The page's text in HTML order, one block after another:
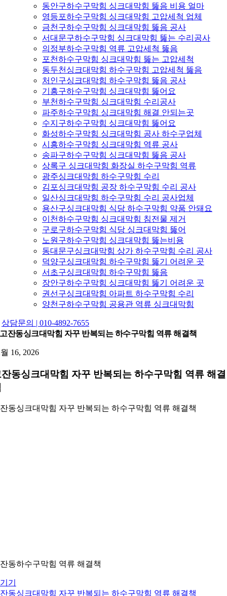
동안구하수구막힘 싱크대막힘 뚫음 비용 얼마
영등포하수구막힘 싱크대막힘 고압세척 업체
금천구하수구막힘 싱크대막힘 뚫음 공사
서대문구하수구막힘 싱크대막힘 뚫는 수리공사
의정부하수구막힘 역류 고압세척 뚫음
포천하수구막힘 싱크대막힘 뚫는 고압세척
동두천싱크대막힘 하수구막힘 고압세척 뚫음
처인구싱크대막힘 하수구막힘 뚫음 공사
기흥구하수구막힘 싱크대막힘 뚫어요
부천하수구막힘 싱크대막힘 수리공사
파주하수구막힘 싱크대막힘 해결 안되는곳
수지구하수구막힘 싱크대막힘 뚫어요
화성하수구막힘 싱크대막힘 공사 하수구업체
시흥하수구막힘 싱크대막힘 역류 공사
송파구하수구막힘 싱크대막힘 뚫음 공사
상록구 싱크대막힘 화장실 하수구막힘 역류
광주싱크대막힘 하수구막힘 수리
김포싱크대막힘 공장 하수구막힘 수리 공사
일산싱크대막힘 하수구막힘 수리 공사업체
용산구싱크대막힘 식당 하수구막힘 약품 안돼요
이천하수구막힘 싱크대막힘 침전물 제거
구로구하수구막힘 식당 싱크대막힘 뚫어
노원구하수구막힘 싱크대막힘 뚫는비용
동대문구싱크대막힘 상가 하수구막힘 수리 공사
덕양구싱크대막힘 하수구막힘 뚫기 어려운 곳
서초구싱크대막힘 하수구막힘 뚫음
장안구하수구막힘 싱크대막힘 뚫기 어려운 곳
권선구싱크대막힘 아파트 하수구막힘 수리
양천구하수구막힘 공용관 역류 싱크대막힘
상담문의 | 010-4892-7655
고잔동싱크대막힘 자꾸 반복되는 하수구막힘 역류 해결책
16, 2026
동싱크대막힘 자꾸 반복되는 하수구막힘 역류 해결
동싱크대막힘 자꾸 반복되는 하수구막힘 역류 해결책
동하수구막힘 역류 해결책
기
동싱크대막힘 자꾸 반복되는 하수구막힘 역류 해결책